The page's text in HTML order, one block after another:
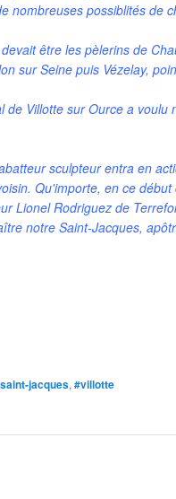
nombreuses possiblités
être les pèlerins de
sur Seine puis Vézelay,
de Villotte sur Ource a
sculpteur entra en
Qu'importe, en ce
Lionel Rodriguez de
notre Saint-Jacques,
jacques, #villotte